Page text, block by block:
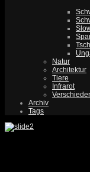
Natur
Architektur
Tiere
Infrarot
Archiv
Tags